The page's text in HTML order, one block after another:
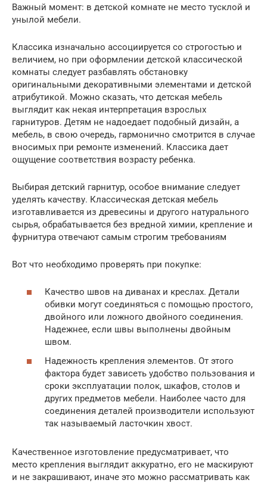
Важный момент: в детской комнате не место тусклой и
унылой мебели.
Классика изначально ассоциируется со строгостью и
величием, но при оформлении детской классической
комнаты следует разбавлять обстановку
оригинальными декоративными элементами и детской
атрибутикой. Можно сказать, что детская мебель
выглядит как некая интерпретация взрослых
гарнитуров. Детям не надоедает подобный дизайн, а
мебель, в свою очередь, гармонично смотрится в случае
вносимых при ремонте изменений. Классика дает
ощущение соответствия возрасту ребенка.
Выбирая детский гарнитур, особое внимание следует
уделять качеству. Классическая детская мебель
изготавливается из древесины и другого натурального
сырья, обрабатывается без вредной химии, крепление и
фурнитура отвечают самым строгим требованиям
Вот что необходимо проверять при покупке:
Качество швов на диванах и креслах. Детали
обивки могут соединяться с помощью простого,
двойного или ложного двойного соединения.
Надежнее, если швы выполнены двойным
швом.
Надежность крепления элементов. От этого
фактора будет зависеть удобство пользования и
сроки эксплуатации полок, шкафов, столов и
других предметов мебели. Наиболее часто для
соединения деталей производители используют
так называемый ласточкин хвост.
Качественное изготовление предусматривает, что
место крепления выглядит аккуратно, его не маскируют
и не закрашивают, иначе это можно рассматривать как